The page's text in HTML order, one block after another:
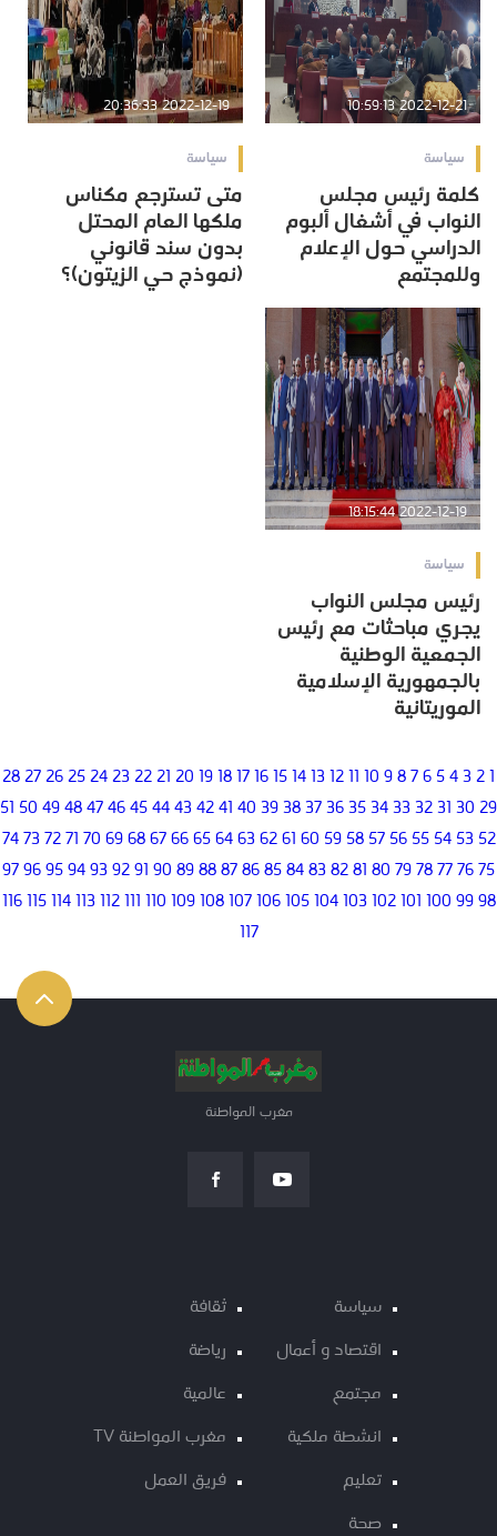
2022-12-21 10:59:13
سياسة
كلمة رئيس مجلس
النواب في أشغال ألبوم
الدراسي حول الإعلام
وللمجتمع
2022-12-19 20:36:33
سياسة
متى تسترجع مكناس
ملكها العام المحتل
بدون سند قانوني
(نموذج حي الزيتون)؟
2022-12-19 18:15:44
سياسة
رئيس مجلس النواب
يجري مباحثات مع رئيس
الجمعية الوطنية
بالجمهورية الإسلامية
الموريتانية
1
2
3
4
5
6
7
8
9
10
11
12
13
14
15
16
17
18
19
20
21
22
23
24
25
26
27
28
29
30
31
32
33
34
35
36
37
38
39
40
41
42
43
44
45
46
47
48
49
50
51
52
53
54
55
56
57
58
59
60
61
62
63
64
65
66
67
68
69
70
71
72
73
74
75
76
77
78
79
80
81
82
83
84
85
86
87
88
89
90
91
92
93
94
95
96
97
98
99
100
101
102
103
104
105
106
107
108
109
110
111
112
113
114
115
116
117
مغرب المواطنة
سياسة
اقتصاد و أعمال
مجتمع
انشطة ملكية
تعليم
صحة
ثقافة
رياضة
عالمية
مغرب المواطنة TV
فريق العمل